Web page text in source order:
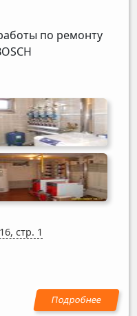
по ремонту
стр. 1